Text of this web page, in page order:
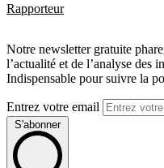
Rapporteur
Notre newsletter gratuite
l’actualité et de l’analyse des
Indispensable pour suivre la
Entrez votre email
S'abonner